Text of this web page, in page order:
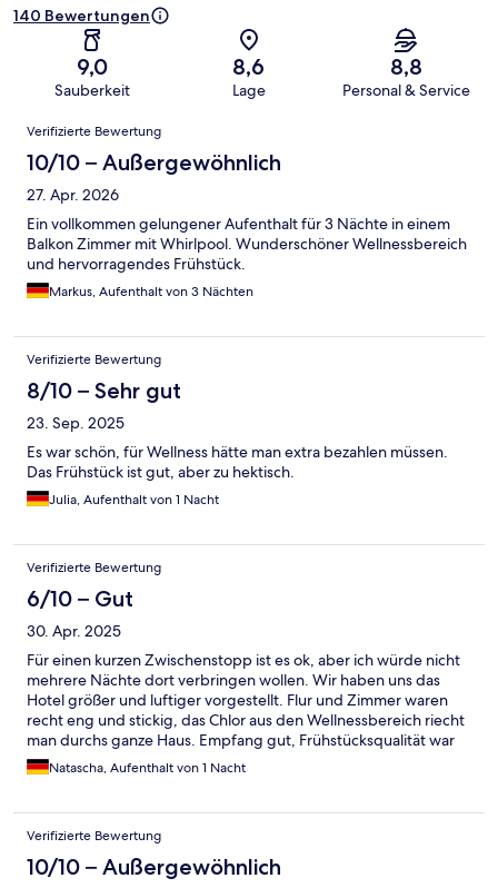
140 Bewertungen
9,0
Sauberkeit
8,6
Lage
8,8
Personal & Service
Bewertungen
Verifizierte Bewertung
10/10 – Außergewöhnlich
27. Apr. 2026
Ein vollkommen gelungener Aufenthalt für 3 Nächte in einem
Balkon Zimmer mit Whirlpool. Wunderschöner Wellnessbereich
und hervorragendes Frühstück.
Markus, Aufenthalt von 3 Nächten
Verifizierte Bewertung
8/10 – Sehr gut
23. Sep. 2025
Es war schön, für Wellness hätte man extra bezahlen müssen.
Das Frühstück ist gut, aber zu hektisch.
Julia, Aufenthalt von 1 Nacht
Verifizierte Bewertung
6/10 – Gut
30. Apr. 2025
Für einen kurzen Zwischenstopp ist es ok, aber ich würde nicht
mehrere Nächte dort verbringen wollen. Wir haben uns das
Hotel größer und luftiger vorgestellt. Flur und Zimmer waren
recht eng und stickig, das Chlor aus den Wellnessbereich riecht
man durchs ganze Haus. Empfang gut, Frühstücksqualität war
gut und lecker aber von der Anordnung im Frühstücksraum
etwas unpraktisch - man steht sich ständig im Weg.
Natascha, Aufenthalt von 1 Nacht
Verifizierte Bewertung
10/10 – Außergewöhnlich